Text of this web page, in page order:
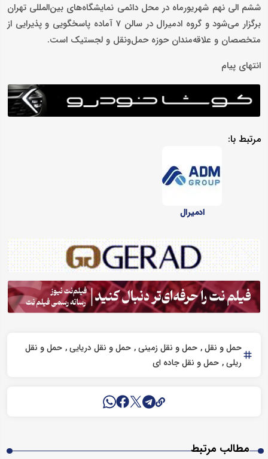
ششم الی نهم شهریورماه در محل دائمی نمایشگاه‌های بین‌المللی تهران
برگزار می‌شود و گروه ادمیرال در سالن 7 آماده پاسخگویی و پذیرایی از
متخصصان و علاقه‌مندان حوزه حمل‌ونقل و لجستیک است.
انتهای پیام
مرتبط با:
ادمیرال
حمل و نقل حمل و نقل زمینی حمل و نقل دریایی حمل و نقل
ریلی حمل و نقل جاده ای
مطالب مرتبط